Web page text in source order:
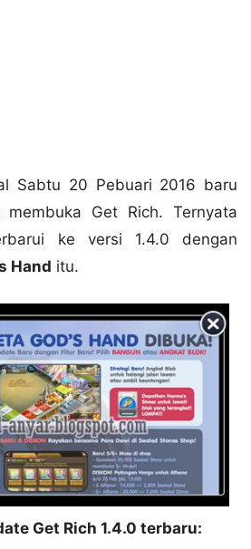
Sabtu 20 Pebuari 2016 baru
Get Rich. Ternyata
ke versi 1.4.0 dengan
Hand itu.
Get Rich 1.4.0 terbaru: